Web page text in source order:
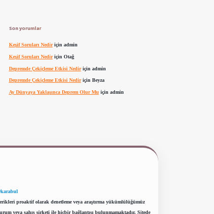
Son yorumlar
Keşif Soruları Nediriçin admin
Keşif Soruları Nediriçin Otağ
Depremde Çekiçleme Etkisi Nediriçin admin
Depremde Çekiçleme Etkisi Nediriçin Beyza
Ay Dünyaya Yaklaşınca Deprem Olur Mu için admin
proaktif olarak denetleme veya araştırma yükümlülüğümüz
veya şahıs şirketi ile hiçbir bağlantısı bulunmamaktadır. Sitede